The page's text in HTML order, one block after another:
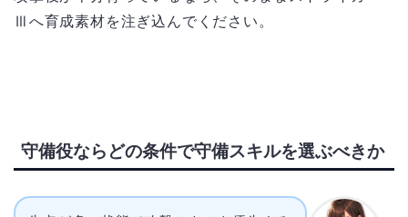
Ⅲへ育成素材を注ぎ込んでください。
守備役ならどの条件で守備スキルを選ぶべきか